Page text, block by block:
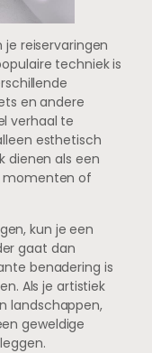
reiservaringen
techniek is
en andere
verhaal te
esthetisch
dienen als een
momenten of
kun je een
gaat dan
benadering is
Als je artistiek
landschappen,
geweldige